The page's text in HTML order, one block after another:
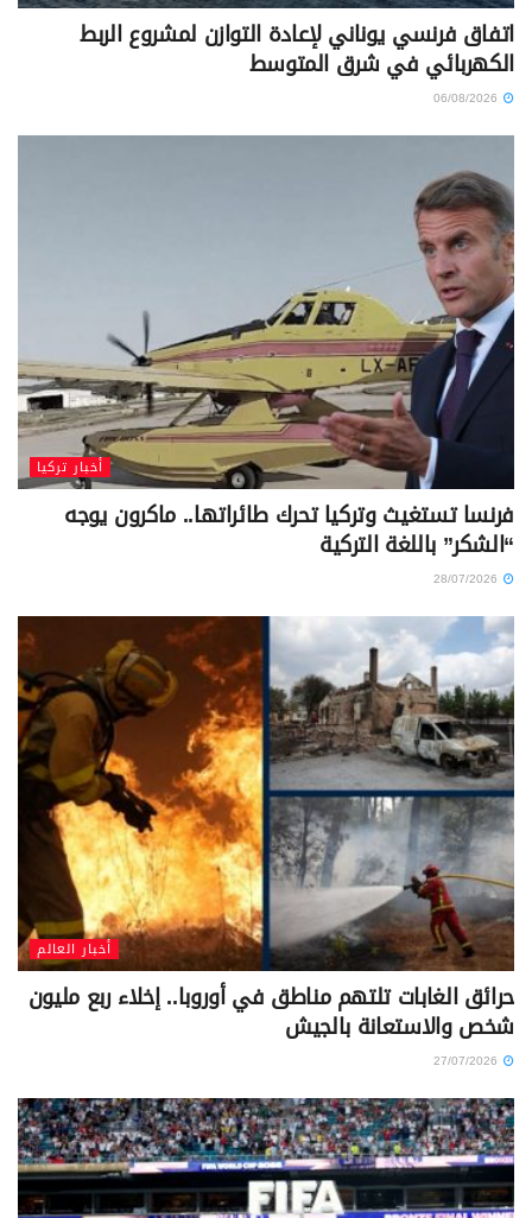
اتفاق فرنسي يوناني لإعادة التوازن لمشروع الربط
الكهربائي في شرق المتوسط
أخبار تركيا
فرنسا تستغيث وتركيا تحرك طائراتها.. ماكرون يوجه
“الشكر” باللغة التركية
أخبار العالم
حرائق الغابات تلتهم مناطق في أوروبا.. إخلاء ربع مليون
شخص والاستعانة بالجيش